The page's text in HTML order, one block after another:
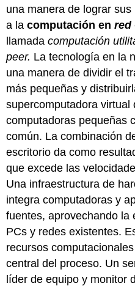
una manera de lograr
a lacomputación enred
llamadacomputación
peer. La tecnología en la
una manera de dividir el
más pequeñas y
supercomputadora
computadoras pequeñas
común. La combinación
escritorio da como
que excede las
Una infraestructura de
integra computadoras y
fuentes, aprovechando la
PCs y redes existentes.
recursos
central del proceso. Un
líder de equipo y monitor